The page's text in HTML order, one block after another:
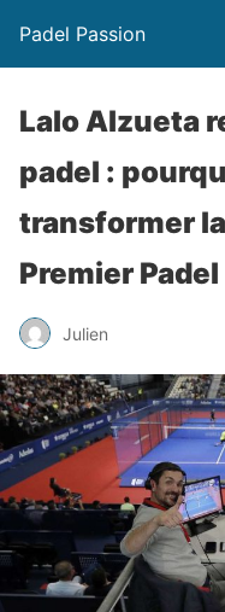
Padel Passion
Lalo Alzueta
padel :
transformer
Premier
Julien